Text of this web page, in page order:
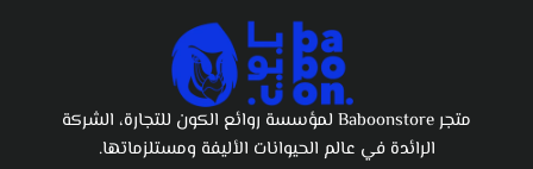
متجر Baboonstore لمؤسسة روائع الكون للتجارة، الشركة
الرائدة في عالم الحيوانات الأليفة ومستلزماتها.